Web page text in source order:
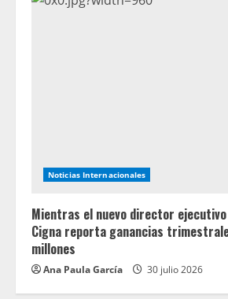
Noticias Internacionales
Mientras el nuevo director
Cigna reporta ganancias
millones
Ana Paula García 30 julio 2026